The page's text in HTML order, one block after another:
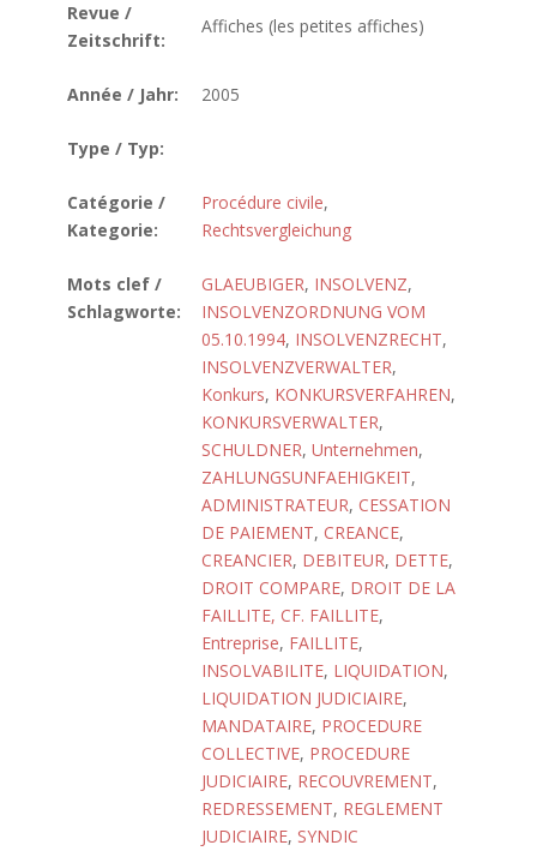
Revue /
Zeitschrift:
Affiches (les petites affiches)
Année / Jahr: 2005
Type / Typ:
Catégorie /
Kategorie:
Procédure civile,
Rechtsvergleichung
Mots clef /
Schlagworte:
GLAEUBIGER, INSOLVENZ,
INSOLVENZORDNUNG VOM
05.10.1994, INSOLVENZRECHT,
INSOLVENZVERWALTER,
Konkurs, KONKURSVERFAHREN,
KONKURSVERWALTER,
SCHULDNER, Unternehmen,
ZAHLUNGSUNFAEHIGKEIT,
ADMINISTRATEUR, CESSATION
DE PAIEMENT, CREANCE,
CREANCIER, DEBITEUR, DETTE,
DROIT COMPARE, DROIT DE LA
FAILLITE, CF. FAILLITE,
Entreprise, FAILLITE,
INSOLVABILITE, LIQUIDATION,
LIQUIDATION JUDICIAIRE,
MANDATAIRE, PROCEDURE
COLLECTIVE, PROCEDURE
JUDICIAIRE, RECOUVREMENT,
REDRESSEMENT, REGLEMENT
JUDICIAIRE, SYNDIC